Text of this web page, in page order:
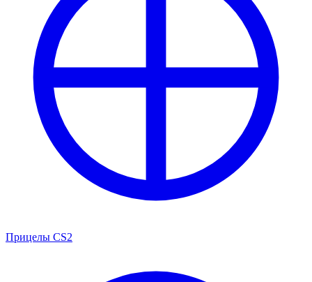
Прицелы CS2